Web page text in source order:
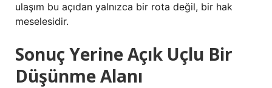
ulaşım bu açıdan yalnızca bir rota değil, bir hak
meselesidir.
Sonuç Yerine Açık Uçlu Bir
Düşünme Alanı